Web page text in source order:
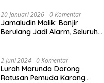
PMI
20 Januari 2026 0 Komentar
Jamaludin Malik: Banjir
Berulang Jadi Alarm, Seluruh
2 Juni 2024 0 Komentar
Lurah Marunda Dorong
Ratusan Pemuda Karang